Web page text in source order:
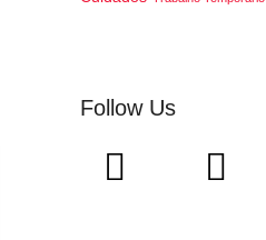
Follow Us